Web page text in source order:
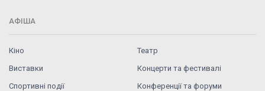
АФІША
Кіно
Театр
Виставки
Концерти та фестивалі
Спортивні події
Конференції та форуми